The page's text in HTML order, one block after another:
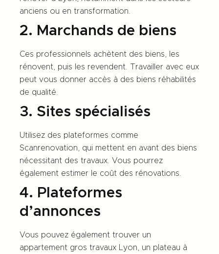
anciens ou en transformation.
2. Marchands de biens
Ces professionnels achètent des biens, les
rénovent, puis les revendent. Travailler avec eux
peut vous donner accès à des biens réhabilités
de qualité.
3. Sites spécialisés
Utilisez des plateformes comme
Scanrenovation, qui mettent en avant des biens
nécessitant des travaux. Vous pourrez
également estimer le coût des rénovations.
4. Plateformes
d’annonces
Vous pouvez également trouver un
appartement gros travaux Lyon, un plateau à